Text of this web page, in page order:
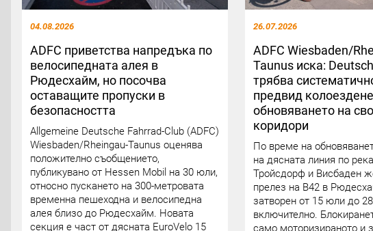
04.08.2026
ADFC приветства напредъка по
велосипедната алея в
Рюдесхайм, но посочва
оставащите пропуски в
безопасността
Allgemeine Deutsche Fahrrad-Club (ADFC)
Wiesbaden/Rheingau-Taunus оценява
положително съобщението,
публикувано от Hessen Mobil на 30 юли,
относно пускането на 300-метровата
временна пешеходна и велосипедна
алея близо до Рюдесхайм. Новата
секция е част от дясната EuroVelo 15
26.07.2026
ADFC Wiesbaden/
Taunus иска:
трябва
предвид
обновяването на
коридори
По време на
на дясната линия по
Тройсдорф и Висбаден
прелез на B42 в
затворен от 15 юли до
включително.
само моторизираното и